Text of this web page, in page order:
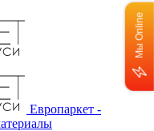
Европаркет -
Мы Online